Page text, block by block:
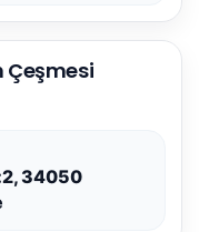
Çeşmesi
34050